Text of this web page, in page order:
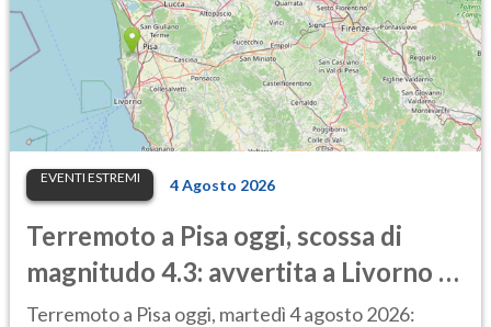
EVENTI ESTREMI 4 Agosto 2026
Terremoto a Pisa oggi, scossa di
magnitudo 4.3: avvertita a Livorno e
Lucca, treni sospesi
Terremoto a Pisa oggi, martedì 4 agosto 2026: